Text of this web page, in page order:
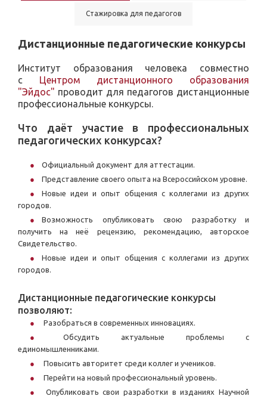
Стажировка для педагогов
Дистанционные педагогические конкурсы
Институт образования человека совместно
с Центром дистанционного образования
"Эйдос" проводит для педагогов дистанционные
профессиональные конкурсы.
Что даёт участие в профессиональных
педагогических конкурсах?
Официальный документ для аттестации.
Представление своего опыта на Всероссийском уровне.
Новые идеи и опыт общения с коллегами из других
городов.
Возможность опубликовать свою разработку и
получить на неё рецензию, рекомендацию, авторское
Свидетельство.
Новые идеи и опыт общения с коллегами из других
городов.
Дистанционные педагогические конкурсы
позволяют:
Разобраться в современных инновациях.
Обсудить актуальные проблемы с
единомышленниками.
Повысить авторитет среди коллег и учеников.
Перейти на новый профессиональный уровень.
Опубликовать свои разработки в изданиях Научной